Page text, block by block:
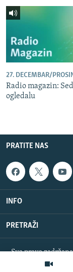
27. DECEMBAR/
Radio magazin:
ogledalu
PRATITE NAS
INFO
PRETRAŽI
Sva prava
RFE/RL, Inc.